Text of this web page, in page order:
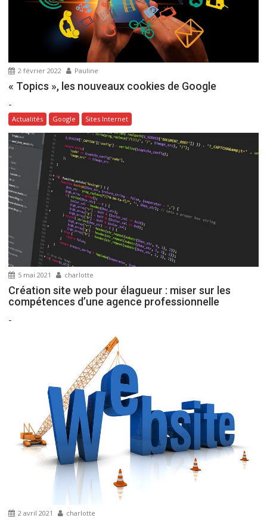
i
c
l
e
2 février 2022 Pauline
« Topics », les nouveaux cookies de Google
-
Actualités Google Sites Internet
5 mai 2021 charlotte
Création site web pour élagueur : miser sur les
compétences d’une agence professionnelle
-
2 avril 2021 charlotte